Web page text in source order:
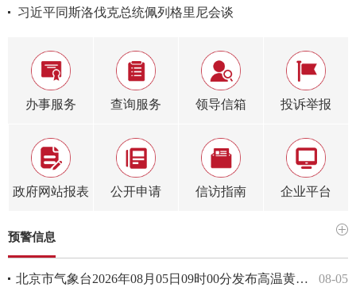
习近平同斯洛伐克总统佩列格里尼会谈
办事服务 查询服务 领导信箱 投诉举报
政府网站报表 公开申请 信访指南 企业平台
预警信息
08-05
北京市气象台2026年08月05日09时00分发布高温黄色预警信号